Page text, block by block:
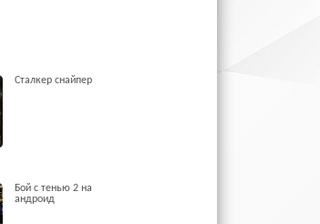
Сталкер снайпер
Бой с тенью 2 на
андроид